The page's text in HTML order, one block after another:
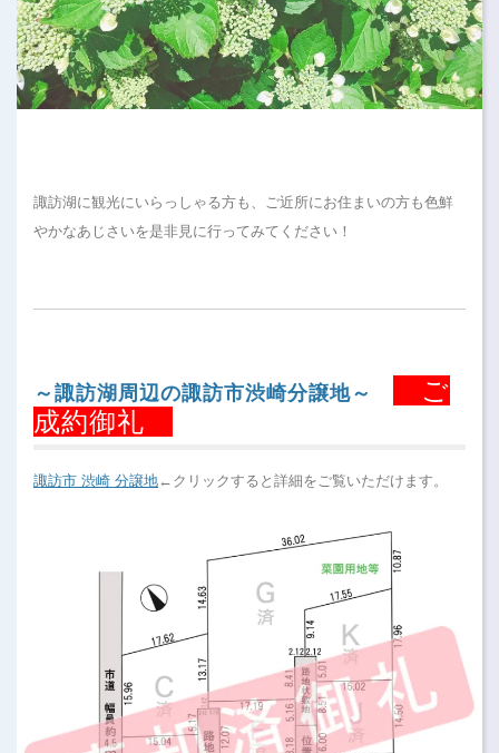
諏訪湖に観光にいらっしゃる方も、ご近所にお住まいの方も色鮮
やかなあじさいを是非見に行ってみてください！
～諏訪湖周辺の諏訪市渋崎分譲地～
ご
成約御礼
諏訪市 渋崎 分譲地←クリックすると詳細をご覧いただけます。